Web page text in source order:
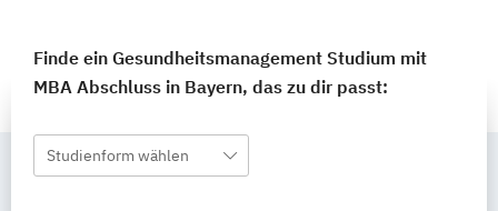
Finde ein Gesundheitsmanagement Studium mit
MBA Abschluss in Bayern, das zu dir passt:
Studienform wählen